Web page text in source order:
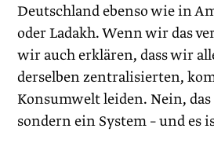
Deutschland ebenso wie in
oder Ladakh. Wenn wir das
wir auch erklären, dass wir
derselben zentralisierten,
Konsumwelt leiden. Nein,
sondern ein System – und es